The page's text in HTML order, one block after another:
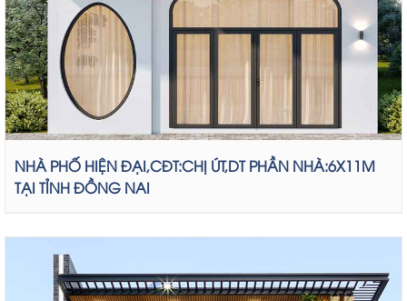
NHÀ PHỐ HIỆN ĐẠI,CĐT:CHỊ ÚT,DT PHẦN NHÀ:6X11M
TẠI TỈNH ĐỒNG NAI